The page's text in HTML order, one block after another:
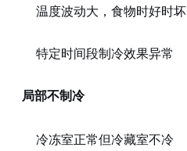
温度波动大，食物时好时坏
特定时间段制冷效果异常
局部不制冷
冷冻室正常但冷藏室不冷